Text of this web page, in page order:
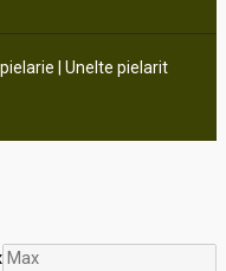
| Unelte pielarit